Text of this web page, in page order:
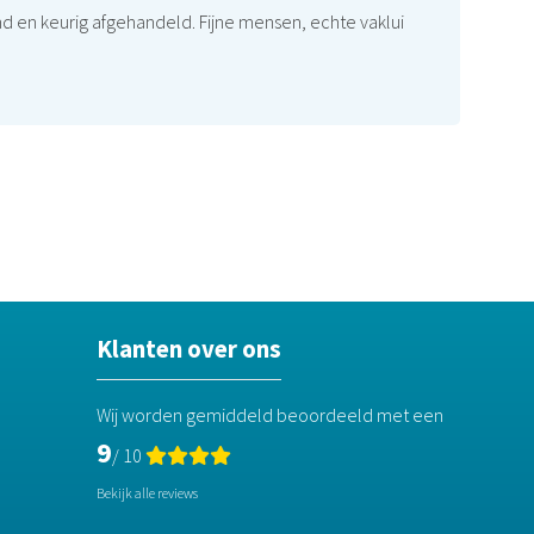
en keurig afgehandeld. Fijne mensen, echte vaklui
Klanten over ons
Wij worden gemiddeld beoordeeld met een
9/ 10
Bekijk alle reviews